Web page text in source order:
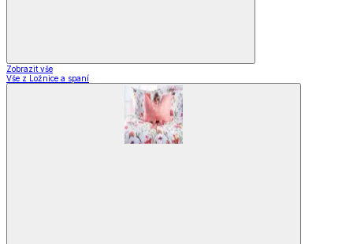
Zobrazit vše
Vše z Ložnice a spaní